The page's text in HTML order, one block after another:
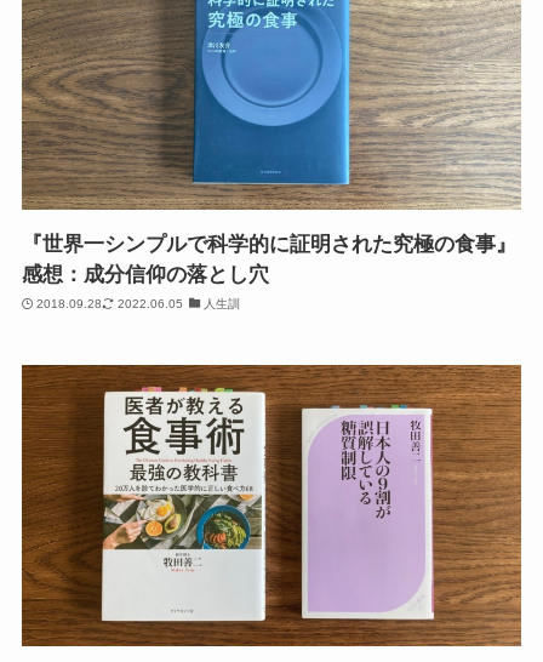
『世界一シンプルで科学的に証明された究極の食事』
感想：成分信仰の落とし穴
2018.09.28 2022.06.05 人生訓